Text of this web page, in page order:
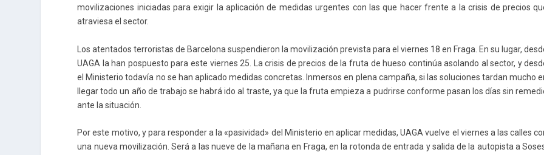
movilizaciones iniciadas para exigir la aplicación de medidas urgentes con las que hacer frente a la crisis de precios
atraviesa el sector.
Los atentados terroristas de Barcelona suspendieron la movilización prevista para el viernes 18 en Fraga. En su lugar,
UAGA la han pospuesto para este viernes 25. La crisis de precios de la fruta de hueso continúa asolando al sector, y
el Ministerio todavía no se han aplicado medidas concretas. Inmersos en plena campaña, si las soluciones tardan mucho
llegar todo un año de trabajo se habrá ido al traste, ya que la fruta empieza a pudrirse conforme pasan los días sin
ante la situación.
Por este motivo, y para responder a la «pasividad» del Ministerio en aplicar medidas, UAGA vuelve el viernes a las calles
una nueva movilización. Será a las nueve de la mañana en Fraga, en la rotonda de entrada y salida de la autopista a